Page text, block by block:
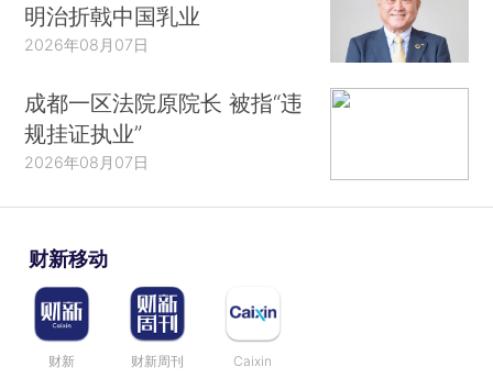
明治折戟中国乳业
2026年08月07日
成都一区法院原院长 被指“违
规挂证执业”
2026年08月07日
财新移动
财新 财新周刊 Caixin